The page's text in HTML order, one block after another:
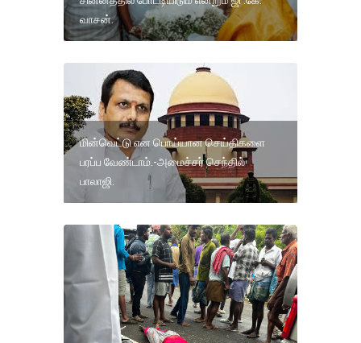
வாசன்.
மின்வெட்டு என பொய்யான செய்திகளை
பரப்ப வேண்டாம்.-அமைச்சர் செந்தில்
பாலாஜி.